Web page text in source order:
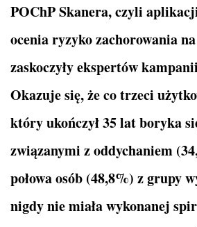
POChP Skanera, czyli
ocenia ryzyko zachorowania
zaskoczyły ekspertów
Okazuje się, że co trzeci
który ukończył 35 lat boryka
związanymi z oddychaniem
połowa osób (48,8%) z grupy
nigdy nie miała wykonanej